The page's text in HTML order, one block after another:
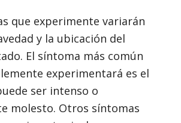
que experimente variarán
y la ubicación del
El síntoma más común
experimentará es el
ser intenso o
molesto. Otros síntomas